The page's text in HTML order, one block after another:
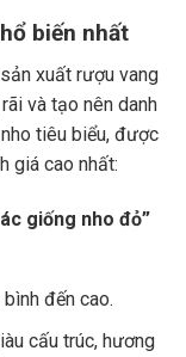
biến nhất
xuất rượu vang
và tạo nên danh
tiêu biểu, được
giá cao nhất:
giống nho đỏ”
đến cao.
cấu trúc, hương